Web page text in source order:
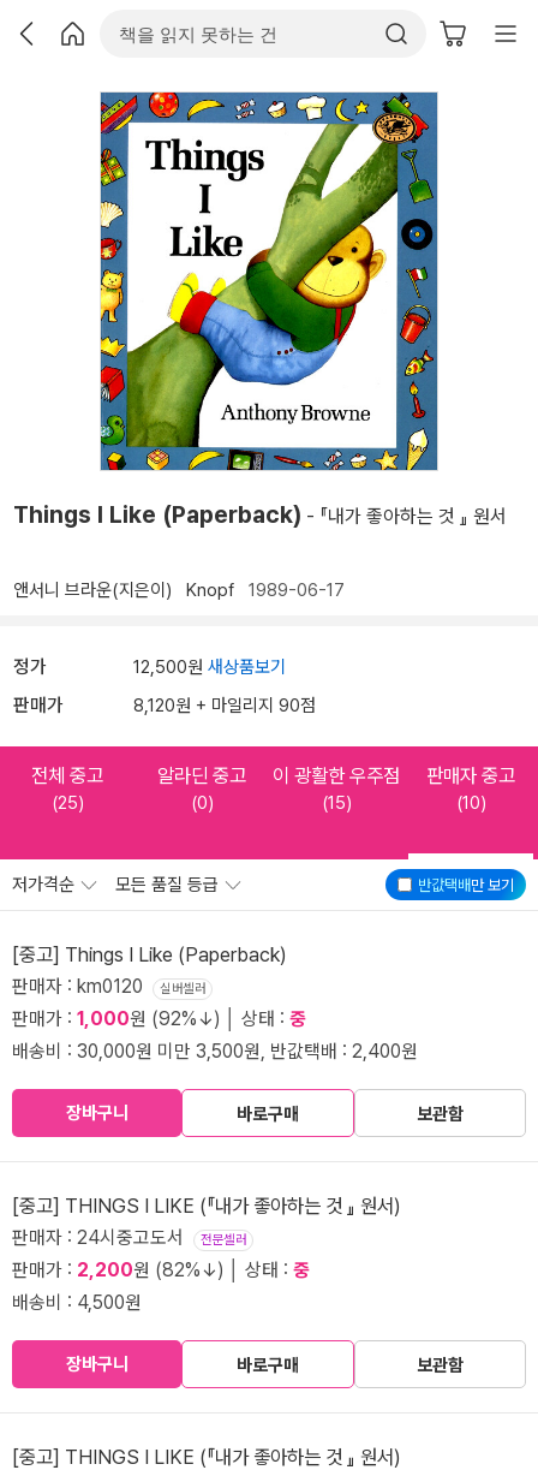
Things I Like (Paperback) - 『내가 좋아하는 것 』 원서
앤서니 브라운(지은이) Knopf 1989-06-17
정가 12,500원 새상품보기
판매가 8,120원 + 마일리지 90점
전체 중고
(25)
알라딘 중고
(0)
이 광활한 우주점
(15)
판매자 중고
(10)
반값택배만 보기
저가격순 모든 품질 등급
[중고] Things I Like (Paperback)
판매자 : km0120 실버셀러
판매가 : 1,000원 (92%↓) │ 상태 : 중
배송비 : 30,000원 미만 3,500원, 반값택배 : 2,400원
장바구니 바로구매 보관함
[중고] THINGS I LIKE (『내가 좋아하는 것 』 원서)
판매자 : 24시중고도서 전문셀러
판매가 : 2,200원 (82%↓) │ 상태 : 중
배송비 : 4,500원
장바구니 바로구매 보관함
[중고] THINGS I LIKE (『내가 좋아하는 것 』 원서)